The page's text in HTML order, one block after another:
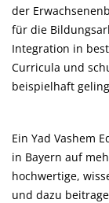
der
für die
Integration in
Curricula und
beispielhaft
Ein Yad Vashem
in Bayern auf
hochwertige,
und dazu